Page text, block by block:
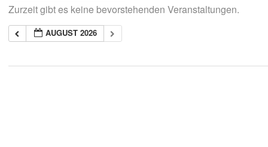
Zurzeit gibt es keine bevorstehenden Veranstaltungen.
AUGUST 2026